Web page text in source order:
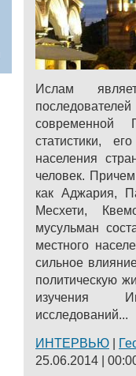
Ислам
современной
статистики,
населения
человек.
как Аджария,
Месхети,
мусульман
местного
сильное
политическую
изучения
исследований...
ИНТЕРВЬЮ
25.06.2014 |